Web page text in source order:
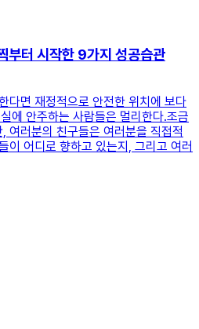
부터 시작한 9가지 성공습관
다면 재정적으로 안전한 위치에 보다
에 안주하는 사람들은 멀리한다.조금
여러분의 친구들은 여러분을 직접적
이 어디로 향하고 있는지, 그리고 여러